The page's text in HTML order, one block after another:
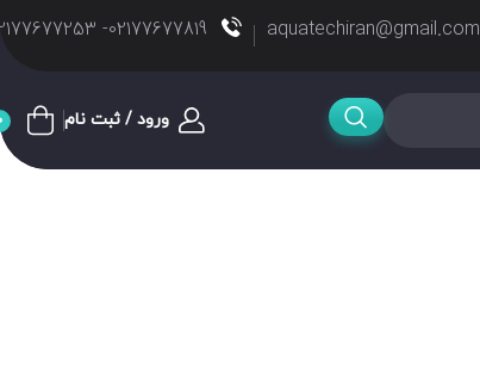
aquatechiran@gmail.com
02177677819- 02177677253
ورود / ثبت نام